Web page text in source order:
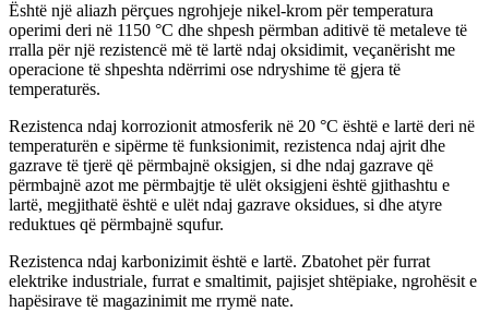
Është një aliazh përçues ngrohjeje nikel-krom për temperatura
operimi deri në 1150 °C dhe shpesh përmban aditivë të metaleve të
rralla për një rezistencë më të lartë ndaj oksidimit, veçanërisht me
operacione të shpeshta ndërrimi ose ndryshime të gjera të
temperaturës.
Rezistenca ndaj korrozionit atmosferik në 20 °C është e lartë deri në
temperaturën e sipërme të funksionimit, rezistenca ndaj ajrit dhe
gazrave të tjerë që përmbajnë oksigjen, si dhe ndaj gazrave që
përmbajnë azot me përmbajtje të ulët oksigjeni është gjithashtu e
lartë, megjithatë është e ulët ndaj gazrave oksidues, si dhe atyre
reduktues që përmbajnë squfur.
Rezistenca ndaj karbonizimit është e lartë. Zbatohet për furrat
elektrike industriale, furrat e smaltimit, pajisjet shtëpiake, ngrohësit e
hapësirave të magazinimit me rrymë nate.